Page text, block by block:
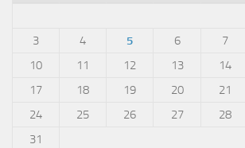
3
4 5 6 7
10
11 12 13 14
17
18 19 20 21
24
25 26 27 28
31